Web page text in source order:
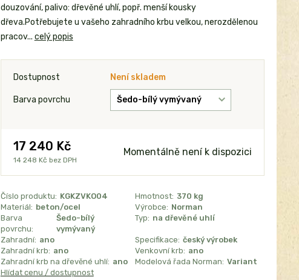
douzování, palivo: dřevěné uhlí, popř. menší kousky
dřeva.Potřebujete u vašeho zahradního krbu velkou, nerozdělenou
pracov... celý popis
Dostupnost Není skladem
Barva povrchu
17 240 Kč
14 248 Kč bez DPH
Momentálně není k dispozici
Číslo produktu: KGKZVKO04 Hmotnost: 370 kg
Materiál: beton/ocel Výrobce: Norman
Barva
povrchu:
Šedo-bílý
vymývaný
Typ: na dřevěné uhlí
Zahradní: ano Specifikace: český výrobek
Zahradní krb: ano Venkovní krb: ano
Zahradní krb na dřevěné uhlí: ano Modelová řada Norman: Variant
Hlídat cenu / dostupnost